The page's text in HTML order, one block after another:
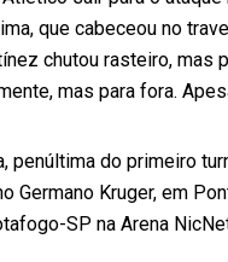
que cabeceou no
chutou rasteiro, mas
mas para fora.
penúltima do primeiro
Germano Kruger, em
SP na Arena